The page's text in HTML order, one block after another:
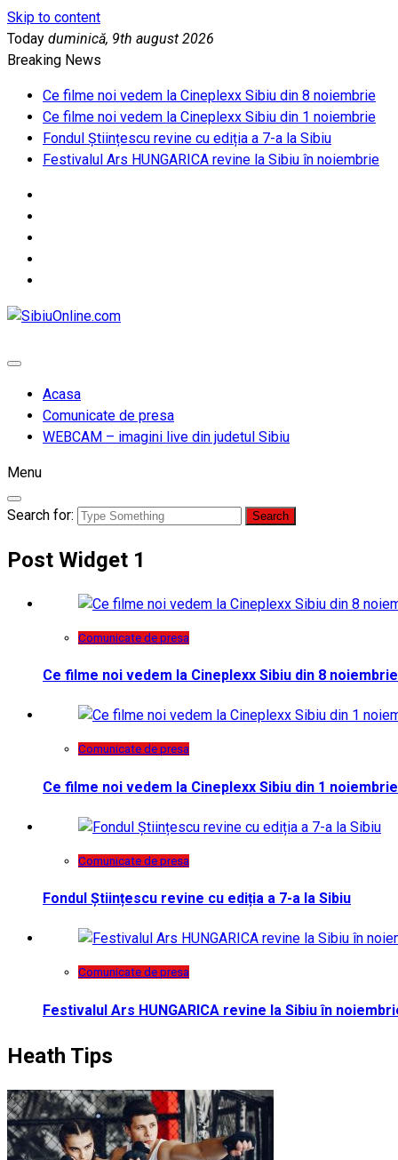
Skip to content
Today duminică, 9th august 2026
Breaking News
Ce filme noi vedem la Cineplexx Sibiu din 8 noiembrie
Ce filme noi vedem la Cineplexx Sibiu din 1 noiembrie
Fondul Științescu revine cu ediția a 7-a la Sibiu
Festivalul Ars HUNGARICA revine la Sibiu în noiembrie
Acasa
Comunicate de presa
WEBCAM – imagini live din judetul Sibiu
Menu
Search for:
Post Widget 1
Comunicate de presa
Ce filme noi vedem la Cineplexx Sibiu din 8 noiembrie
Comunicate de presa
Ce filme noi vedem la Cineplexx Sibiu din 1 noiembrie
Comunicate de presa
Fondul Științescu revine cu ediția a 7-a la Sibiu
Comunicate de presa
Festivalul Ars HUNGARICA revine la Sibiu în
Heath Tips